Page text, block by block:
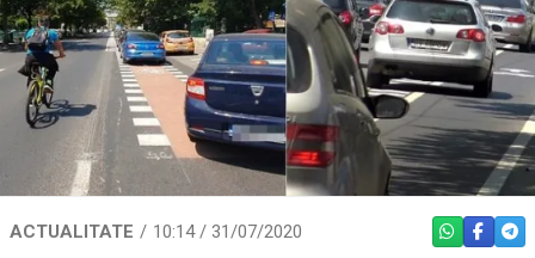
ACTUALITATE 10:14 / 31/07/2020 WHATSAPP